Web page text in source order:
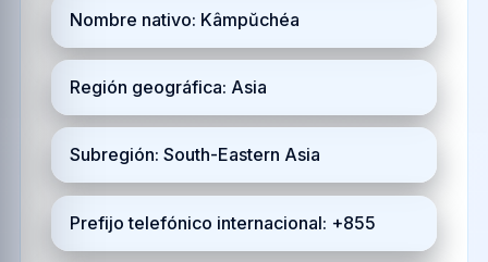
Nombre nativo: Kâmpŭchéa
Región geográfica: Asia
Subregión: South-Eastern Asia
Prefijo telefónico internacional: +855